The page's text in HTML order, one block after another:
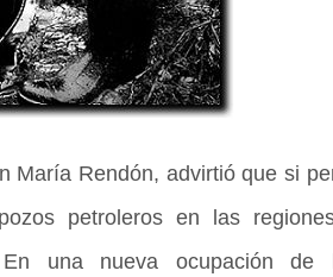
María Rendón, advirtió que si
petroleros en las
una nueva ocupación de